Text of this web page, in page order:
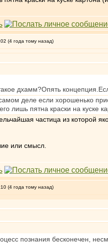
(4 года тому назад)
дхамм?Опять
деле если хорошенько
лишь пятна краски на куске
частица из которой
или смысл.
(4 года тому назад)
познания бесконечен,